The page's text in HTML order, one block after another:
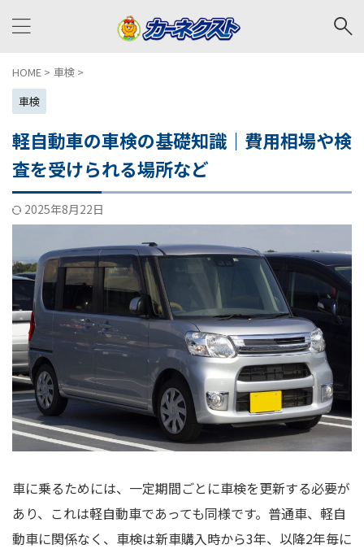
HOME > 車検 >
車検
軽自動車の車検の基礎知識｜費用相場や検
査を受けられる場所など
2025年8月22日
車に乗るためには、一定期間ごとに車検を更新する必要が
あり、これは軽自動車であっても同様です。普通車、軽自
動車に関係なく、車検は新車購入時から3年、以降2年毎に